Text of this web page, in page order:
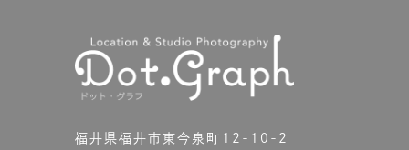
福井県福井市東今泉町12-10-2